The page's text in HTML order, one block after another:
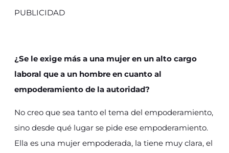
PUBLICIDAD
¿Se le exige más a una mujer en un alto cargo
laboral que a un hombre en cuanto al
empoderamiento de la autoridad?
No creo que sea tanto el tema del empoderamiento,
sino desde qué lugar se pide ese empoderamiento.
Ella es una mujer empoderada, la tiene muy clara, el